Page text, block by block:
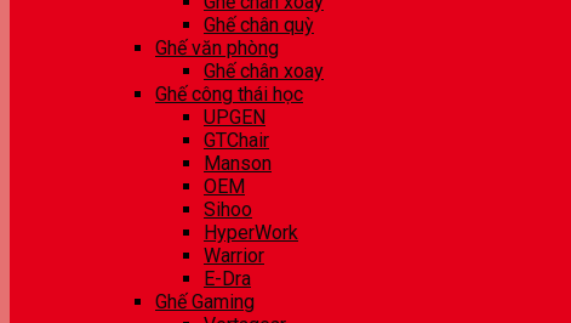
Ghế chân quỳ
Ghế văn phòng
Ghế chân xoay
Ghế công thái học
UPGEN
GTChair
Manson
OEM
Sihoo
HyperWork
Warrior
E-Dra
Ghế Gaming